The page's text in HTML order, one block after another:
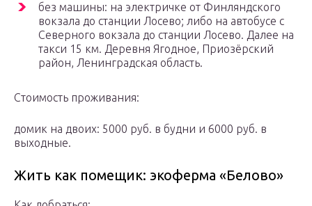
без машины: на электричке от Финляндского
вокзала до станции Лосево; либо на автобусе с
Северного вокзала до станции Лосево. Далее на
такси 15 км. Деревня Ягодное, Приозёрский
район, Ленинградская область.
Стоимость проживания:
домик на двоих: 5000 руб. в будни и 6000 руб. в
выходные.
Жить как помещик: экоферма «Белово»